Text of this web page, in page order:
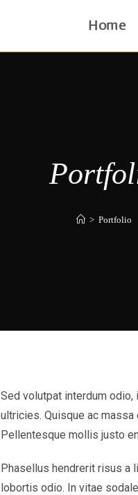
Home
> Portfolio
Sed volutpat interdum
ultricies. Quisque ac massa
Pellentesque mollis justo
Phasellus hendrerit risus a
lobortis odio. In vitae